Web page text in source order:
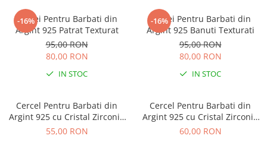
Coliere Transparente cu Molecule
Coliere Transparente cu Pietre
Naturale
Coliere Transparente Diverse
LĂNȚIȘOARE ARGINT
Lănțișoare cu Cruce
Lănțișoare cu Stea
Lănțișoare cu Soare
-16%
Cercei Pentru Barbati din
Argint 925 Patrat Texturat
95,00 RON
80,00 RON
IN STOC
-16%
Cercei Pentru Barbati din
Argint 925 Banuti Texturati
95,00 RON
80,00 RON
IN STOC
Cercel Pentru Barbati din
Argint 925 cu Cristal Zirconia
Argintiu
55,00 RON
Cercel Pentru Barbati din
Argint 925 cu Cristal Zirconia
Negru
60,00 RON